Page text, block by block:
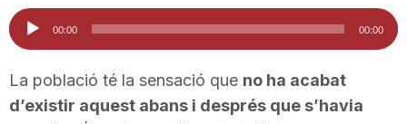
r
Reproductor
d'àudio
00:00 00:00
La població té la sensació que no ha acabat
d’existir aquest abans i després que s’havia